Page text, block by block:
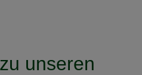
unseren